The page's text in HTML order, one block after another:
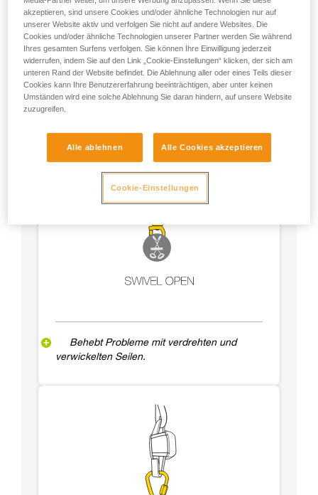
Rund, gleiche Bruchlast in allen
Richtungen (außer beim Aufliegen auf einer
Kante).
Kein Schwachpunkt wie die
Verriegelungshülse der Karabiner.
Behebt Probleme mit verdrehten und
verwickelten Seilen.
akzeptieren, sind unsere Cookies und/oder ähnliche Technologien nur auf
unserer Website aktiv und verfolgen Sie nicht auf andere Websites. Die
Cookies und/oder ähnliche Technologien unserer Partner werden Sie während
Ihres gesamten Surfens verfolgen. Sie können Ihre Einwilligung jederzeit
widerrufen, indem Sie auf den Link „Cookie-Einstellungen“ klicken, der sich am
unteren Rand der Website befindet. Die Ablehnung aller oder eines Teils dieser
Cookies kann Ihre Benutzererfahrung beeinträchtigen, aber unter keinen
Umständen wird eine solche Ablehnung Sie daran hindern, auf unsere Website
zuzugreifen.
Alle ablehnen Alle Cookies akzeptieren
Cookie-Einstellungen